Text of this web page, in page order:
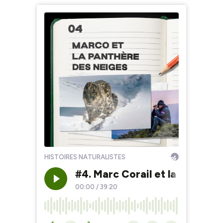
HISTOIRES NATURALISTES
#4. Marc Corail et la
00:00 / 39:20